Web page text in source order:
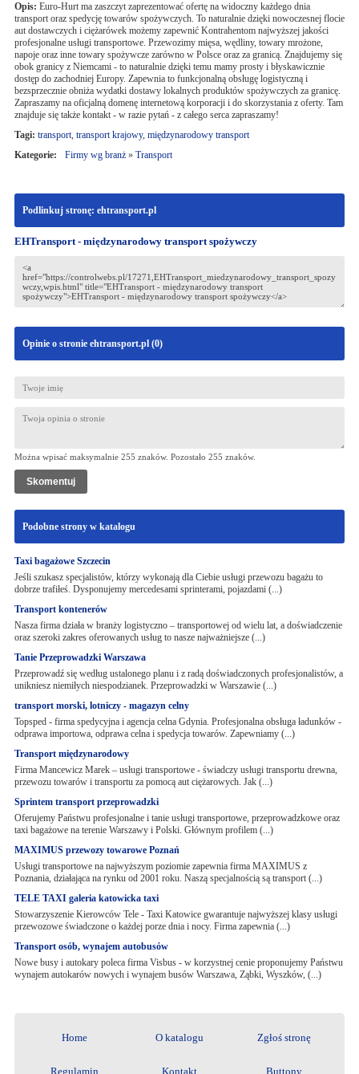
Opis: Euro-Hurt ma zaszczyt zaprezentować ofertę na widoczny każdego dnia
transport oraz spedycję towarów spożywczych. To naturalnie dzięki nowoczesnej flocie
aut dostawczych i ciężarówek możemy zapewnić Kontrahentom najwyższej jakości
profesjonalne usługi transportowe. Przewozimy mięsa, wędliny, towary mrożone,
napoje oraz inne towary spożywcze zarówno w Polsce oraz za granicą. Znajdujemy się
obok granicy z Niemcami - to naturalnie dzięki temu mamy prosty i błyskawicznie
dostęp do zachodniej Europy. Zapewnia to funkcjonalną obsługę logistyczną i
bezsprzecznie obniża wydatki dostawy lokalnych produktów spożywczych za granicę.
Zapraszamy na oficjalną domenę internetową korporacji i do skorzystania z oferty. Tam
znajduje się także kontakt - w razie pytań - z całego serca zapraszamy!
Tagi: transport, transport krajowy, międzynarodowy transport
Kategorie:
Firmy wg branż» Transport
Podlinkuj stronę: ehtransport.pl
EHTransport - międzynarodowy transport spożywczy
Opinie o stronie ehtransport.pl (0)
Można wpisać maksymalnie 255 znaków. Pozostało 255 znaków.
Podobne strony w katalogu
Taxi bagażowe Szczecin
Jeśli szukasz specjalistów, którzy wykonają dla Ciebie usługi przewozu bagażu to
dobrze trafiłeś. Dysponujemy mercedesami sprinterami, pojazdami (...)
Transport kontenerów
Nasza firma działa w branży logistyczno – transportowej od wielu lat, a doświadczenie
oraz szeroki zakres oferowanych usług to nasze najważniejsze (...)
Tanie Przeprowadzki Warszawa
Przeprowadź się według ustalonego planu i z radą doświadczonych profesjonalistów, a
unikniesz niemiłych niespodzianek. Przeprowadzki w Warszawie (...)
transport morski, lotniczy - magazyn celny
Topsped - firma spedycyjna i agencja celna Gdynia. Profesjonalna obsługa ładunków -
odprawa importowa, odprawa celna i spedycja towarów. Zapewniamy (...)
Transport międzynarodowy
Firma Mancewicz Marek – usługi transportowe - świadczy usługi transportu drewna,
przewozu towarów i transportu za pomocą aut ciężarowych. Jak (...)
Sprintem transport przeprowadzki
Oferujemy Państwu profesjonalne i tanie usługi transportowe, przeprowadzkowe oraz
taxi bagażowe na terenie Warszawy i Polski. Głównym profilem (...)
MAXIMUS przewozy towarowe Poznań
Usługi transportowe na najwyższym poziomie zapewnia firma MAXIMUS z
Poznania, działająca na rynku od 2001 roku. Naszą specjalnością są transport (...)
TELE TAXI galeria katowicka taxi
Stowarzyszenie Kierowców Tele - Taxi Katowice gwarantuje najwyższej klasy usługi
przewozowe świadczone o każdej porze dnia i nocy. Firma zapewnia (...)
Transport osób, wynajem autobusów
Nowe busy i autokary poleca firma Visbus - w korzystnej cenie proponujemy Państwu
wynajem autokarów nowych i wynajem busów Warszawa, Ząbki, Wyszków, (...)
Home O katalogu Zgłoś stronę
Regulamin Kontakt Buttony